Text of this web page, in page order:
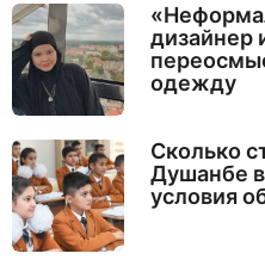
дизайнер
одежду
Сколько
Душанбе
условия